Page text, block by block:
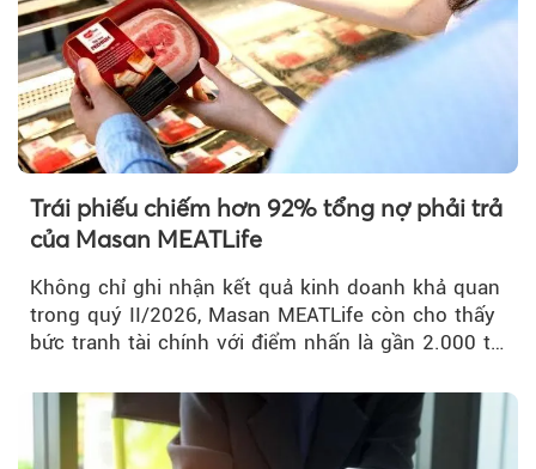
Trái phiếu chiếm hơn 92% tổng nợ phải trả
của Masan MEATLife
Không chỉ ghi nhận kết quả kinh doanh khả quan
trong quý II/2026, Masan MEATLife còn cho thấy
bức tranh tài chính với điểm nhấn là gần 2.000 tỷ